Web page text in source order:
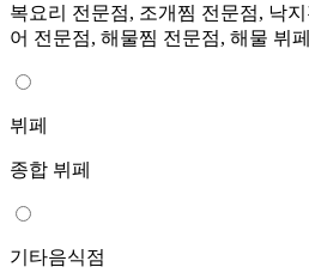
복요리 전문점, 조개찜 전문점, 낙
어 전문점, 해물찜 전문점, 해물 뷔페
뷔페
종합 뷔페
기타음식점